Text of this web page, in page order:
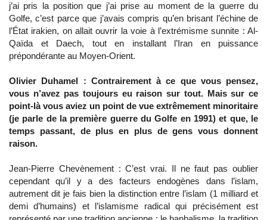
j’ai pris la position que j’ai prise au moment de la guerre du
Golfe, c’est parce que j’avais compris qu’en brisant l’échine de
l’État irakien, on allait ouvrir la voie à l’extrémisme sunnite : Al-
Qaïda et Daech, tout en installant l’Iran en puissance
prépondérante au Moyen-Orient.
Olivier Duhamel : Contrairement à ce que vous pensez,
vous n’avez pas toujours eu raison sur tout. Mais sur ce
point-là vous aviez un point de vue extrêmement minoritaire
(je parle de la première guerre du Golfe en 1991) et que, le
temps passant, de plus en plus de gens vous donnent
raison.
Jean-Pierre Chevènement : C’est vrai. Il ne faut pas oublier
cependant qu’il y a des facteurs endogènes dans l’islam,
autrement dit je fais bien la distinction entre l’islam (1 milliard et
demi d’humains) et l’islamisme radical qui précisément est